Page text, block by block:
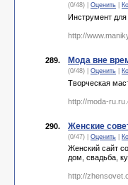
(0/48) | Оценить
Инструмент для
http://
289. Мода вне
(0/48) | Оценить
Творческая
http://moda-
290. Женские
(0/47) | Оценить
Женский сайт
дом, свадьба,
http://